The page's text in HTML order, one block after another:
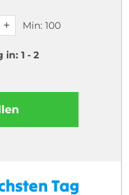
Min: 100
in: 1 - 2
Tag